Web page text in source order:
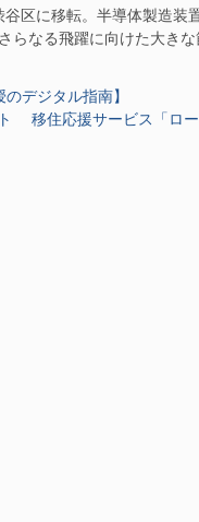
区に移転。半導体製造装
なる飛躍に向けた大きな
デジタル指南】
移住応援サービス「ロ